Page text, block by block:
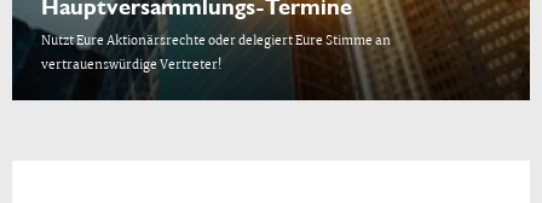
Hauptversammlungs-Termine
Nutzt Eure Aktionärsrechte oder delegiert Eure Stimme an
vertrauenswürdige Vertreter!